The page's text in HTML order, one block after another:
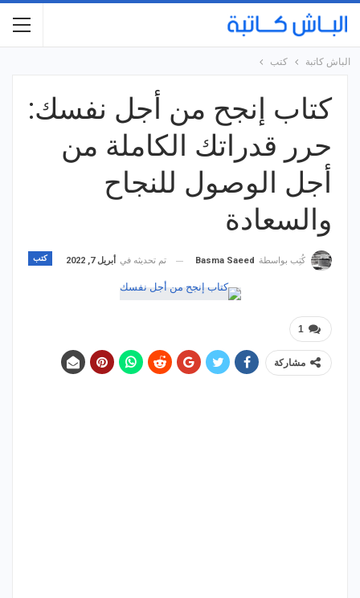
الباش كاتبة كتب
كتاب إنجح من أجل نفسك:
حرر قدراتك الكاملة من
أجل الوصول للنجاح
والسعادة
كتب كُتِب بواسطة Basma Saeed تم تحديثه في أبريل 7, 2022
1
مشاركة